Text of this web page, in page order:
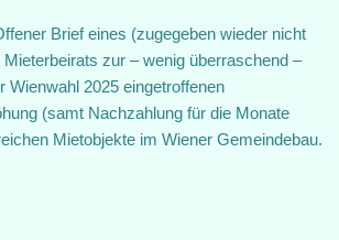
Brief eines (zugegeben wieder nicht
zur – wenig überraschend –
Wienwahl 2025 eingetroffenen
(samt Nachzahlung für die Monate
Mietobjekte im Wiener Gemeindebau.